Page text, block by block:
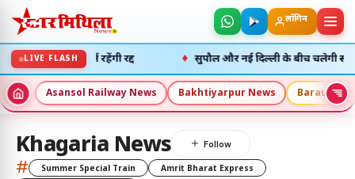
लॉगिन
LIVE FLASH
हरनगर पैसेंजर ट्रेनें रहेंगी रद्द सुपौल और नई दिल्ली के बीच चलेगी स्पेशल
Asansol Railway News Bakhtiyarpur News Barauni
Khagaria News
# Summer Special Train
Amrit Bharat Express